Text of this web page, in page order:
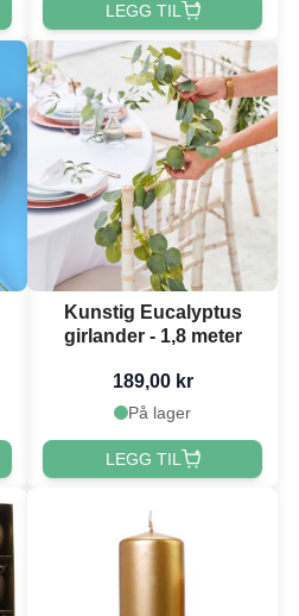
LEGG TIL
Kunstig Eucalyptus
girlander - 1,8 meter
189,00 kr
På lager
LEGG TIL